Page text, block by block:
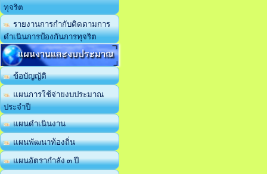
ทุจริต
รายงานการกำกับติดตามการ
ดำเนินการป้องกันการทุจริต
แผนงานและงบประมาณ
ข้อบัญญัติ
แผนการใช้จ่ายงบประมาณ
ประจำปี
แผนดำเนินงาน
แผนพัฒนาท้องถิ่น
แผนอัตรากำลัง ๓ ปี